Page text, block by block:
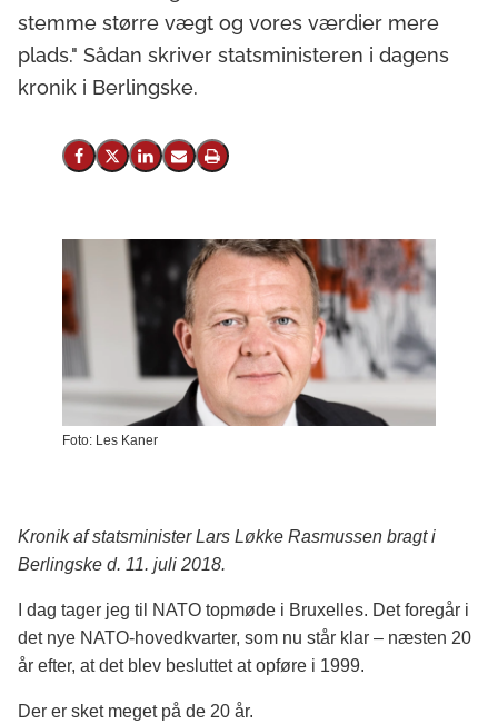
stemme større vægt og vores værdier mere
plads." Sådan skriver statsministeren i dagens
kronik i Berlingske.
Del på Facebook
Del på X (Twitter)
Del på LinkedIn
Send email
Print
Foto: Les Kaner
Kronik af statsminister Lars Løkke Rasmussen bragt i
Berlingske d. 11. juli 2018.
I dag tager jeg til NATO topmøde i Bruxelles. Det foregår i
det nye NATO-hovedkvarter, som nu står klar – næsten 20
år efter, at det blev besluttet at opføre i 1999.
Der er sket meget på de 20 år.